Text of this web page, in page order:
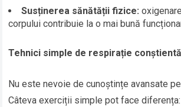
Susținerea sănătății fizice:
corpului contribuie la o mai bună
Tehnici simple de respirație conștientă
Nu este nevoie de cunoștințe avansate
Câteva exerciții simple pot face diferența: